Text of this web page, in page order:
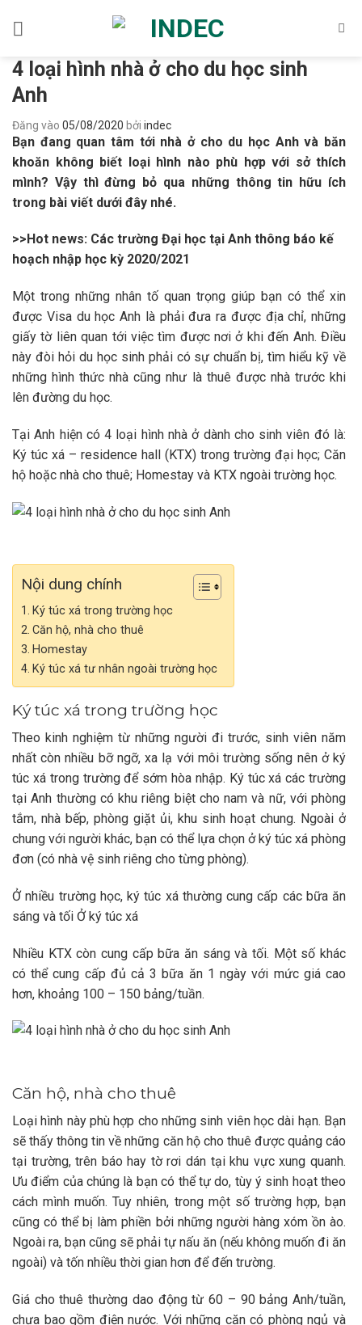
dung4 loại hình nhà ở cho du học sinh
Anh
Đăng vào 05/08/2020 bởi indec
Bạn đang quan tâm tới nhà ở cho du học Anh và băn
khoăn không biết loại hình nào phù hợp với sở thích
mình? Vậy thì đừng bỏ qua những thông tin hữu ích
trong bài viết dưới đây nhé.
>>Hot news: Các trường Đại học tại Anh thông báo kế
hoạch nhập học kỳ 2020/2021
Một trong những nhân tố quan trọng giúp bạn có thể xin
được Visa du học Anh là phải đưa ra được địa chỉ, những
giấy tờ liên quan tới việc tìm được nơi ở khi đến Anh. Điều
này đòi hỏi du học sinh phải có sự chuẩn bị, tìm hiểu kỹ về
những hình thức nhà cũng như là thuê được nhà trước khi
lên đường du học.
Tại Anh hiện có 4 loại hình nhà ở dành cho sinh viên đó là:
Ký túc xá – residence hall (KTX) trong trường đại học; Căn
hộ hoặc nhà cho thuê; Homestay và KTX ngoài trường học.
Nội dung chính
Ký túc xá trong trường học
Căn hộ, nhà cho thuê
Homestay
Ký túc xá tư nhân ngoài trường học
Ký túc xá trong trường học
Theo kinh nghiệm từ những người đi trước, sinh viên năm
nhất còn nhiều bỡ ngỡ, xa lạ với môi trường sống nên ở ký
túc xá trong trường để sớm hòa nhập. Ký túc xá các trường
tại Anh thường có khu riêng biệt cho nam và nữ, với phòng
tắm, nhà bếp, phòng giặt ủi, khu sinh hoạt chung. Ngoài ở
chung với người khác, bạn có thể lựa chọn ở ký túc xá phòng
đơn (có nhà vệ sinh riêng cho từng phòng).
Ở nhiều trường học, ký túc xá thường cung cấp các bữa ăn
sáng và tối Ở ký túc xá
Nhiều KTX còn cung cấp bữa ăn sáng và tối. Một số khác
có thể cung cấp đủ cả 3 bữa ăn 1 ngày với mức giá cao
hơn, khoảng 100 – 150 bảng/tuần.
Căn hộ, nhà cho thuê
Loại hình này phù hợp cho những sinh viên học dài hạn. Bạn
sẽ thấy thông tin về những căn hộ cho thuê được quảng cáo
tại trường, trên báo hay tờ rơi dán tại khu vực xung quanh.
Ưu điểm của chúng là bạn có thể tự do, tùy ý sinh hoạt theo
cách mình muốn. Tuy nhiên, trong một số trường hợp, bạn
cũng có thể bị làm phiền bởi những người hàng xóm ồn ào.
Ngoài ra, bạn cũng sẽ phải tự nấu ăn (nếu không muốn đi ăn
ngoài) và tốn nhiều thời gian hơn để đến trường.
Giá cho thuê thường dao động từ 60 – 90 bảng Anh/tuần,
chưa bao gồm điện nước. Với những căn có phòng ngủ và